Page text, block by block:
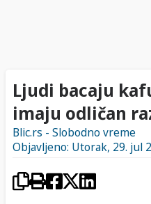
Ljudi bacaju
imaju odličan
Blic.rs - Slobodno vreme
Objavljeno: Utorak, 29. jul